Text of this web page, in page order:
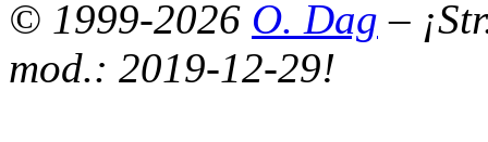
© 1999-2026 O. Dag –
mod.: 2019-12-29!